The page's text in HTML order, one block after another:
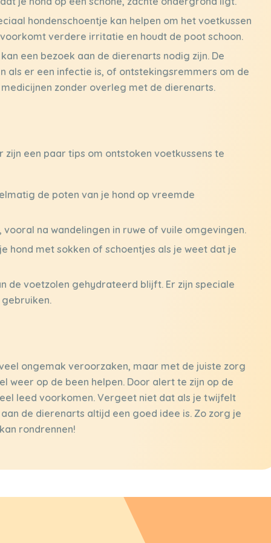
hondenschoentje kan helpen om het voetkussen
verdere irritatie en houdt de poot schoon.
een bezoek aan de dierenarts nodig zijn. De
als er een infectie is, of ontstekingsremmers om de
zonder overleg met de dierenarts.
een paar tips om ontstoken voetkussens te
de poten van je hond op vreemde
na wandelingen in ruwe of vuile omgevingen.
hond met sokken of schoentjes als je weet dat je
de voetzolen gehydrateerd blijft. Er zijn speciale
ongemak veroorzaken, maar met de juiste zorg
weer op de been helpen. Door alert te zijn op de
leed voorkomen. Vergeet niet dat als je twijfelt
de dierenarts altijd een goed idee is. Zo zorg je
rondrennen!